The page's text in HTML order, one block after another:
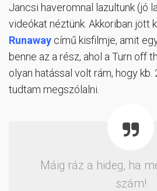
Jancsi haveromnal lazultunk (jó
videókat néztünk. Akkoriban jött
Runaway című kisfilmje, amit
benne az a rész, ahol a Turn off
olyan hatással volt rám, hogy
tudtam megszólalni.
Máig ráz a hideg, ha
szám!